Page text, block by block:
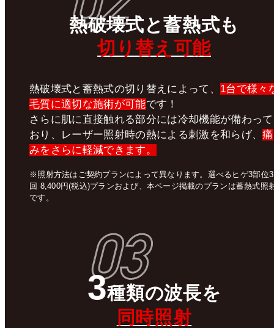
熱破壊式と蓄熱式も
切り替え可能
熱破壊式と蓄熱式の切り替えによって、 1台で様々
毛質に適切な施術が可能です！
さらに肌に直接触れる部分には冷却機能が備わって
おり、レーザー照射時の熱による刺激を和らげ、痛
みをさらに軽減できます。
※照射方法はご契約プランによって異なります。選べるヒゲ3部位3
回 8,400円(税込)プランおよび、本ページ掲載のプランは蓄熱式照
です。
03
3種類の波長を
同時照射